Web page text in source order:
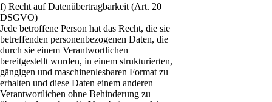
f) Recht auf Datenübertragbarkeit (Art. 20
DSGVO)
Jede betroffene Person hat das Recht, die sie
betreffenden personenbezogenen Daten, die
durch sie einem Verantwortlichen
bereitgestellt wurden, in einem strukturierten,
gängigen und maschinenlesbaren Format zu
erhalten und diese Daten einem anderen
Verantwortlichen ohne Behinderung zu